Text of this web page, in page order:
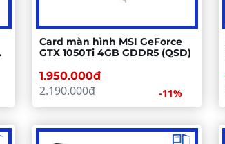
Card màn hình MSI GeForce
GTX 1050Ti 4GB GDDR5 (QSD)
1.950.000đ
2.190.000đ -11%